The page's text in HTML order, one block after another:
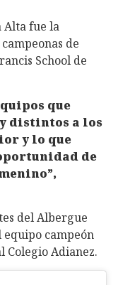
Alta fue la
de
School de
que
distintos a los
y lo que
de
del Albergue
equipo campeón
Colegio Adianez.